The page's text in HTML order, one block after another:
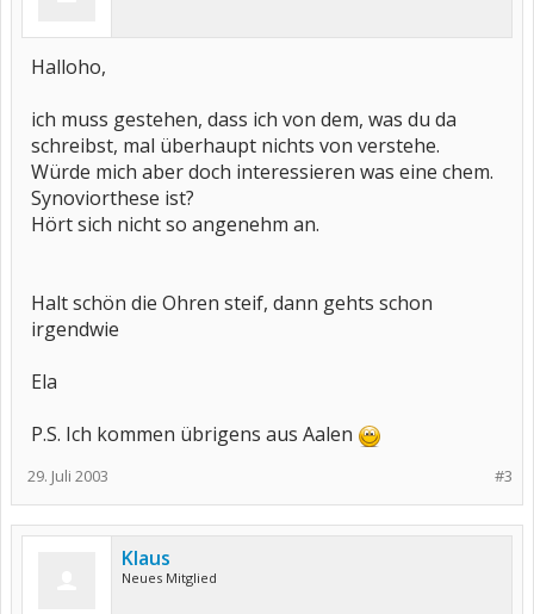
Halloho,
ich muss gestehen, dass ich von dem, was du da
schreibst, mal überhaupt nichts von verstehe.
Würde mich aber doch interessieren was eine chem.
Synoviorthese ist?
Hört sich nicht so angenehm an.
Halt schön die Ohren steif, dann gehts schon
irgendwie
Ela
P.S. Ich kommen übrigens aus Aalen
#3
29. Juli 2003
Klaus
Neues Mitglied